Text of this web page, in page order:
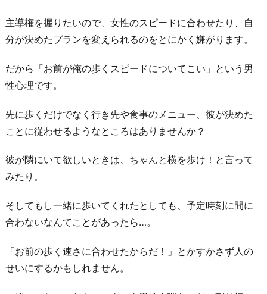
主導権を握りたいので、女性のスピードに合わせたり、自
分が決めたプランを変えられるのをとにかく嫌がります。
だから「お前が俺の歩くスピードについてこい」という男
性心理です。
先に歩くだけでなく行き先や食事のメニュー、彼が決めた
ことに従わせるようなところはありませんか？
彼が隣にいて欲しいときは、ちゃんと横を歩け！と言って
みたり。
そしてもし一緒に歩いてくれたとしても、予定時刻に間に
合わないなんてことがあったら…。
「お前の歩く速さに合わせたからだ！」とかすかさず人の
せいにするかもしれません。